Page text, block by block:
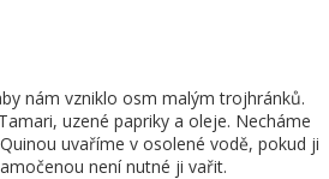
nám vzniklo osm malým trojhránků.
uzené papriky a oleje. Necháme
uvaříme v osolené vodě, pokud ji
není nutné ji vařit.